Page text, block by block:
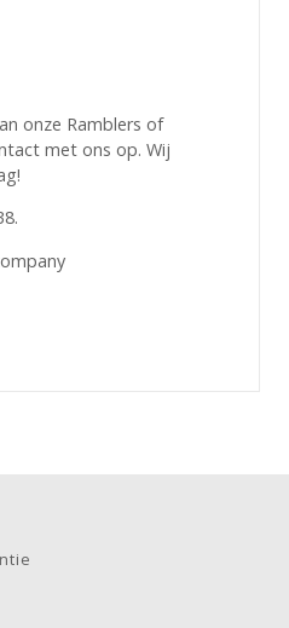
onze Ramblers of
met ons op. Wij